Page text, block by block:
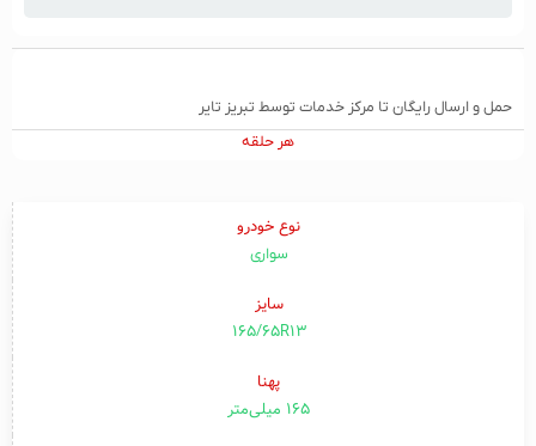
حمل و ارسال رایگان تا مرکز خدمات توسط تبریز تایر
هر حلقه
نوع خودرو
سواری
سایز
165/65R13
پهنا
۱۶۵ میلی‌متر